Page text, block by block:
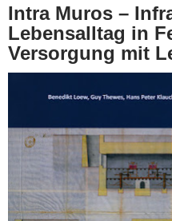
Intra Muros –
Lebensalltag in
Versorgung mit